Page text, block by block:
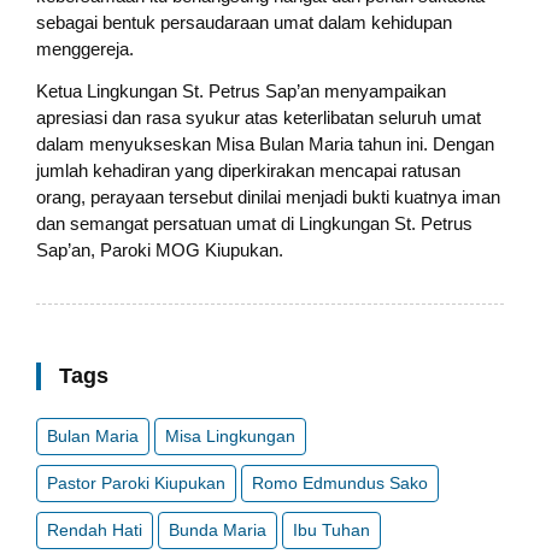
sebagai bentuk persaudaraan umat dalam kehidupan
menggereja.
Ketua Lingkungan St. Petrus Sap’an menyampaikan
apresiasi dan rasa syukur atas keterlibatan seluruh umat
dalam menyukseskan Misa Bulan Maria tahun ini. Dengan
jumlah kehadiran yang diperkirakan mencapai ratusan
orang, perayaan tersebut dinilai menjadi bukti kuatnya iman
dan semangat persatuan umat di Lingkungan St. Petrus
Sap’an, Paroki MOG Kiupukan.
Tags
Bulan Maria Misa Lingkungan
Pastor Paroki Kiupukan Romo Edmundus Sako
Rendah Hati Bunda Maria Ibu Tuhan